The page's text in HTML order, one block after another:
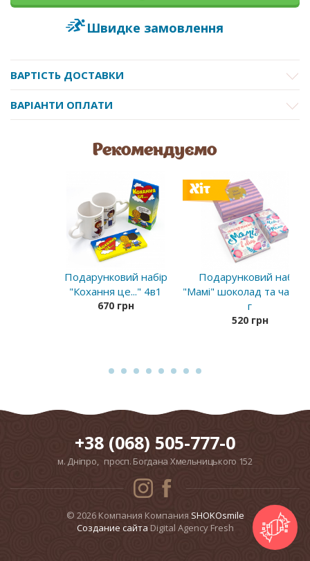
Швидке замовлення
ВАРТІСТЬ ДОСТАВКИ
ВАРІАНТИ ОПЛАТИ
Рекомендуємо
Подарунковий набір
"Кохання це..." 4в1
670 грн
Хіт
Подарунковий набір
"Мамі" шоколад та чай
г
520 грн
+38 (068) 505-777-0
м. Дніпро, просп. Богдана Хмельницького 152
© 2026 Компания Компания SHOKOsmile
Cоздание сайта Digital Agency Fresh